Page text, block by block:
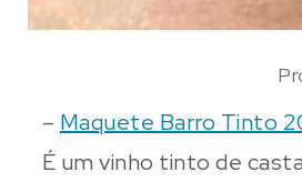
– Maquete Barro Tinto
É um vinho tinto de